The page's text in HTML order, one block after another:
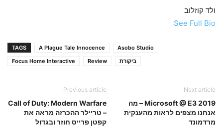
ולד קוזלוב
See Full Bio
TAGS A Plague Tale Innocence
Asobo Studio
Focus Home Interactive
Review ביקורת
Previous article
Call of Duty: Modern Warfare
– טריילר ההכרזה מראה את
קפטן פרייס חוזר ובגדול
Next article
Microsoft @ E3 2019 – מה
אנחנו מצפים לראות מהענקית
מרדמונד